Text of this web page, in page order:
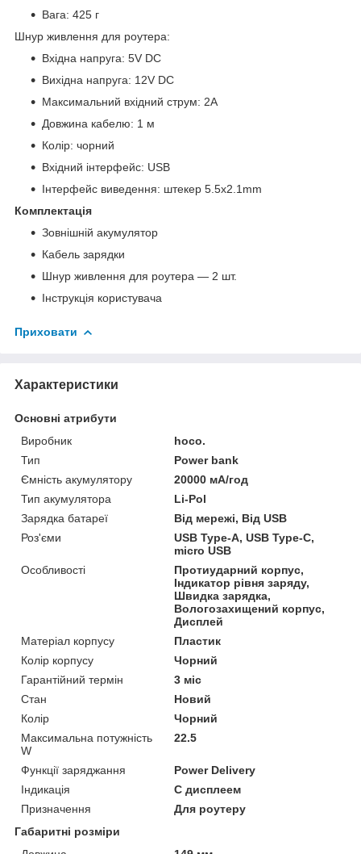
Вага: 425 г
Шнур живлення для роутера:
Вхідна напруга: 5V DC
Вихідна напруга: 12V DC
Максимальний вхідний струм: 2A
Довжина кабелю: 1 м
Колір: чорний
Вхідний інтерфейс: USB
Інтерфейс виведення: штекер 5.5x2.1mm
Комплектація
Зовнішній акумулятор
Кабель зарядки
Шнур живлення для роутера — 2 шт.
Інструкція користувача
Приховати
Характеристики
Основні атрибути
Виробник
hoco.
Тип
Power bank
Ємність акумулятору
20000 мА/год
Тип акумулятора
Li-Pol
Зарядка батареї
Від мережі, Від USB
Роз'єми
USB Type-A, USB Type-C,
micro USB
Особливості
Протиударний корпус,
Індикатор рівня заряду,
Швидка зарядка,
Вологозахищений корпус,
Дисплей
Матеріал корпусу
Пластик
Колір корпусу
Чорний
Гарантійний термін
3 міс
Стан
Новий
Колір
Чорний
Максимальна потужність
W
22.5
Функції заряджання
Power Delivery
Індикація
С дисплеем
Призначення
Для роутеру
Габаритні розміри